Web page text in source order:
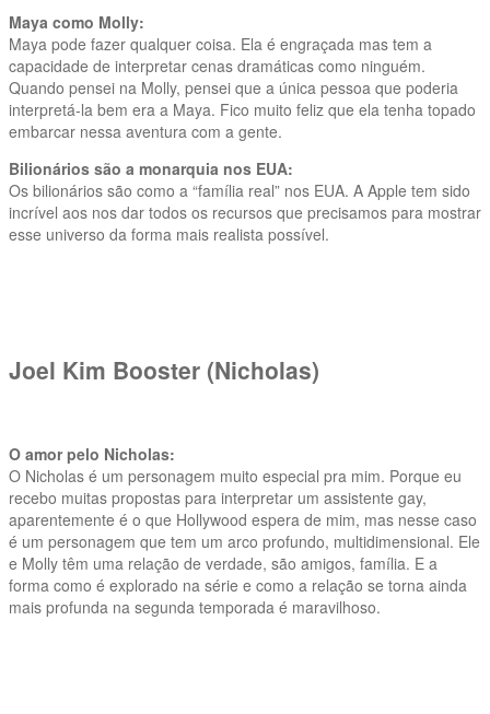
Maya como Molly:
Maya pode fazer qualquer coisa. Ela é engraçada mas tem a
capacidade de interpretar cenas dramáticas como ninguém.
Quando pensei na Molly, pensei que a única pessoa que poderia
interpretá-la bem era a Maya. Fico muito feliz que ela tenha topado
embarcar nessa aventura com a gente.
Bilionários são a monarquia nos EUA:
Os bilionários são como a “família real” nos EUA. A Apple tem sido
incrível aos nos dar todos os recursos que precisamos para mostrar
esse universo da forma mais realista possível.
Joel Kim Booster (Nicholas)
O amor pelo Nicholas:
O Nicholas é um personagem muito especial pra mim. Porque eu
recebo muitas propostas para interpretar um assistente gay,
aparentemente é o que Hollywood espera de mim, mas nesse caso
é um personagem que tem um arco profundo, multidimensional. Ele
e Molly têm uma relação de verdade, são amigos, família. E a
forma como é explorado na série e como a relação se torna ainda
mais profunda na segunda temporada é maravilhoso.